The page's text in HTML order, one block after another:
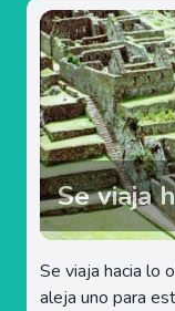
Se viaja
Se viaja hacia lo
aleja uno para